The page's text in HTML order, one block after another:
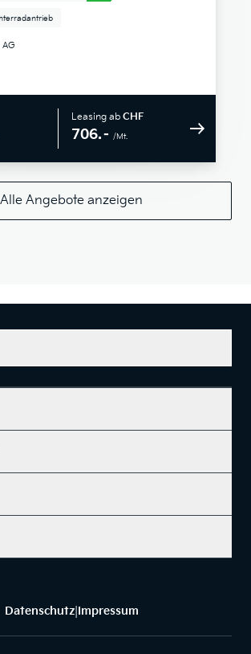
AG
Leasing ab CHF
706.– /Mt.
Alle Angebote anzeigen
Datenschutz| Impressum